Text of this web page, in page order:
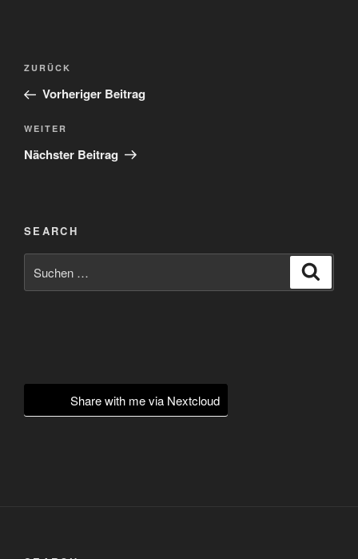
Beitragsnavigation
Vorheriger
Beitrag
ZURÜCK
Vorheriger Beitrag
Nächster
Beitrag
WEITER
Nächster Beitrag
SEARCH
nach:
Share with me via Nextcloud